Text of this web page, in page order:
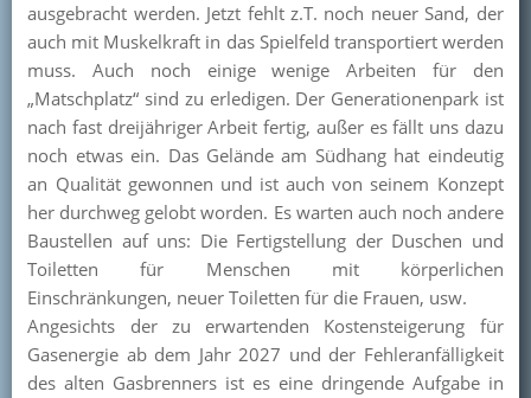
ausgebracht werden. Jetzt fehlt z.T. noch neuer Sand, der
auch mit Muskelkraft in das Spielfeld transportiert werden
muss. Auch noch einige wenige Arbeiten für den
„Matschplatz“ sind zu erledigen. Der Generationenpark ist
nach fast dreijähriger Arbeit fertig, außer es fällt uns dazu
noch etwas ein. Das Gelände am Südhang hat eindeutig
an Qualität gewonnen und ist auch von seinem Konzept
her durchweg gelobt worden. Es warten auch noch andere
Baustellen auf uns: Die Fertigstellung der Duschen und
Toiletten für Menschen mit körperlichen
Einschränkungen, neuer Toiletten für die Frauen, usw.
Angesichts der zu erwartenden Kostensteigerung für
Gasenergie ab dem Jahr 2027 und der Fehleranfälligkeit
des alten Gasbrenners ist es eine dringende Aufgabe in